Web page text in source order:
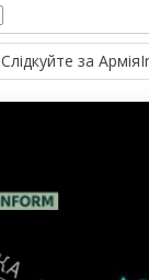
Слідкуйте за